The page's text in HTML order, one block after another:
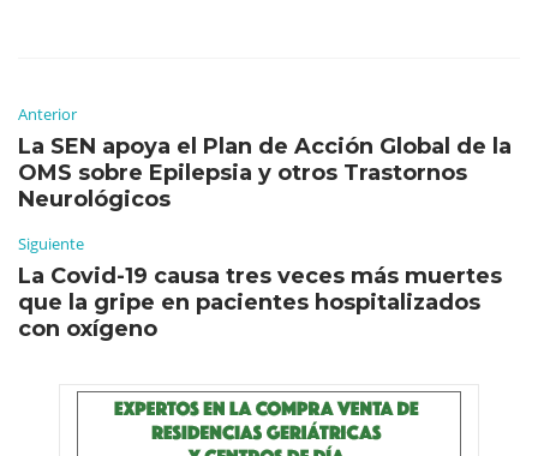
Anterior
La SEN apoya el Plan de Acción Global de la
OMS sobre Epilepsia y otros Trastornos
Neurológicos
Siguiente
La Covid-19 causa tres veces más muertes
que la gripe en pacientes hospitalizados
con oxígeno